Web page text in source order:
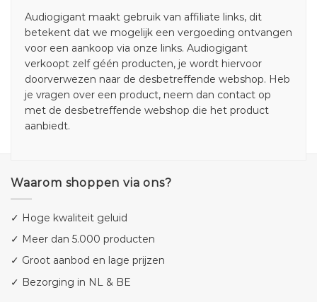
Audiogigant maakt gebruik van affiliate links, dit
betekent dat we mogelijk een vergoeding ontvangen
voor een aankoop via onze links. Audiogigant
verkoopt zelf géén producten, je wordt hiervoor
doorverwezen naar de desbetreffende webshop. Heb
je vragen over een product, neem dan contact op
met de desbetreffende webshop die het product
aanbiedt.
Waarom shoppen via ons?
✓ Hoge kwaliteit geluid
✓ Meer dan 5.000 producten
✓ Groot aanbod en lage prijzen
✓ Bezorging in NL & BE